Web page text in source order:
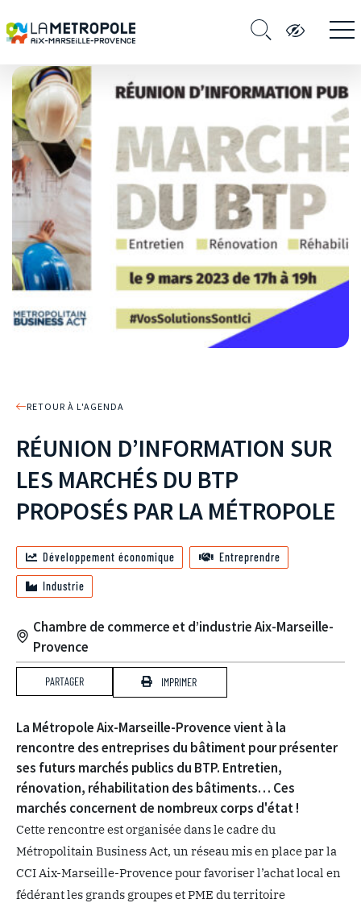
RETOUR À L'AGENDA
RÉUNION D’INFORMATION SUR
LES MARCHÉS DU BTP
PROPOSÉS PAR LA MÉTROPOLE
Développement économique Entreprendre
Industrie
Chambre de commerce et d’industrie Aix-Marseille-
Provence
PARTAGER IMPRIMER
La Métropole Aix-Marseille-Provence vient à la
rencontre des entreprises du bâtiment pour présenter
ses futurs marchés publics du BTP. Entretien,
rénovation, réhabilitation des bâtiments… Ces
marchés concernent de nombreux corps d'état !
Cette rencontre est organisée dans le cadre du
Métropolitain Business Act, un réseau mis en place par la
CCI Aix-Marseille-Provence pour favoriser l’achat local en
fédérant les grands groupes et PME du territoire